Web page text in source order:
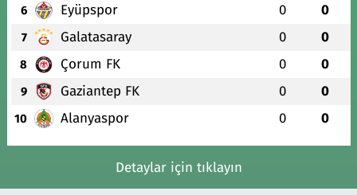
6 Eyüpspor 0 0
7 Galatasaray 0 0
8 Çorum FK 0 0
9 Gaziantep FK 0 0
10 Alanyaspor 0 0
Detaylar için tıklayın